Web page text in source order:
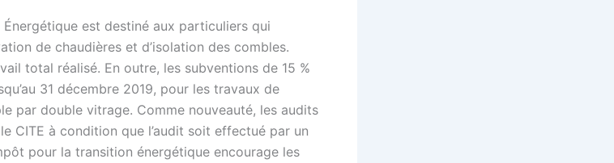
est destiné aux particuliers qui
de chaudières et d’isolation des combles.
total réalisé. En outre, les subventions de 15 %
31 décembre 2019, pour les travaux de
par double vitrage. Comme nouveauté, les audits
CITE à condition que l’audit soit effectué par un
pour la transition énergétique encourage les